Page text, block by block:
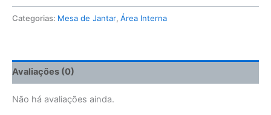
Categorias: Mesa de Jantar, Área Interna
Avaliações (0)
Não há avaliações ainda.